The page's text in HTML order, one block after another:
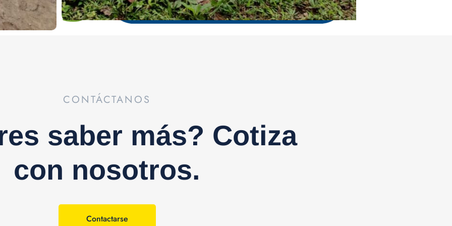
CONTÁCTANOS
saber más? Cotiza
con nosotros.
Contactarse